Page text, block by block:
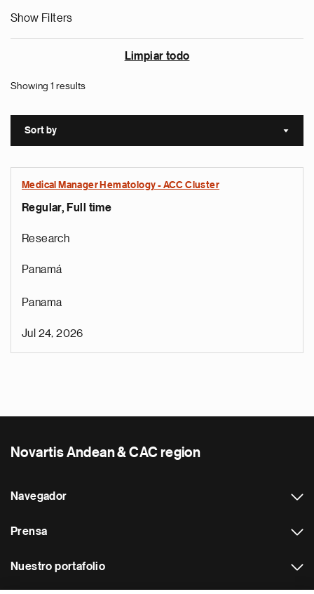
Show Filters
Limpiar todo
Showing 1 results
Sort by Sort
Medical Manager Hematology - ACC Cluster
Regular, Full time
Research
Panamá
Panama
Jul 24, 2026
Novartis Andean & CAC region
Navegador
Prensa
Nuestro portafolio